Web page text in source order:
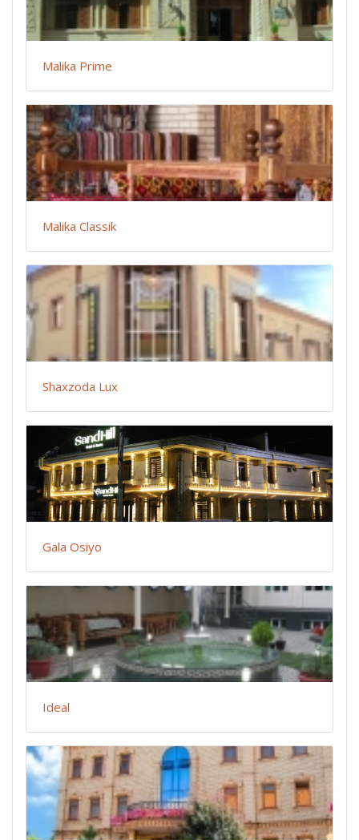
Malika Prime
Malika Classik
Shaxzoda Lux
Gala Osiyo
Ideal